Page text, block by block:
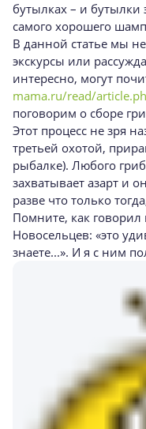
бутылках – и
самого хорошего
В данной статье мы
экскурсы или
интересно, могут
mama.ru/read/
поговорим о сборе
Этот процесс не зря
третьей охотой,
рыбалке). Любого
захватывает азарт и
разве что только
Помните, как
Новосельцев: «это
знаете...». И я с ним